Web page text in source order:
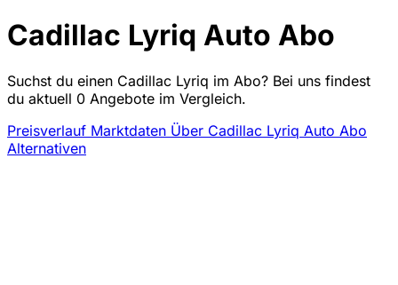
Cadillac Lyriq Auto Abo
Suchst du einen Cadillac Lyriq im Abo? Bei uns findest
du aktuell 0 Angebote im Vergleich.
Preisverlauf Marktdaten Über Cadillac Lyriq Auto Abo
Alternativen